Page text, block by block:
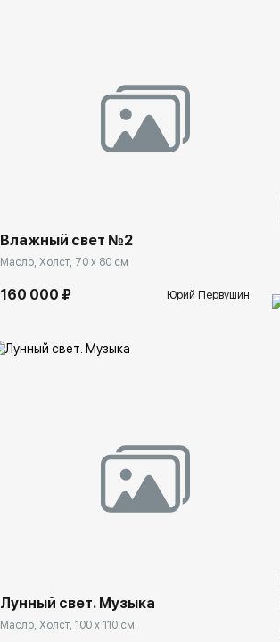
Влажный свет №2
Масло, Холст, 70 x 80 см
160 000 ₽ Юрий Первушин
Лунный свет. Музыка
Масло, Холст, 100 x 110 см